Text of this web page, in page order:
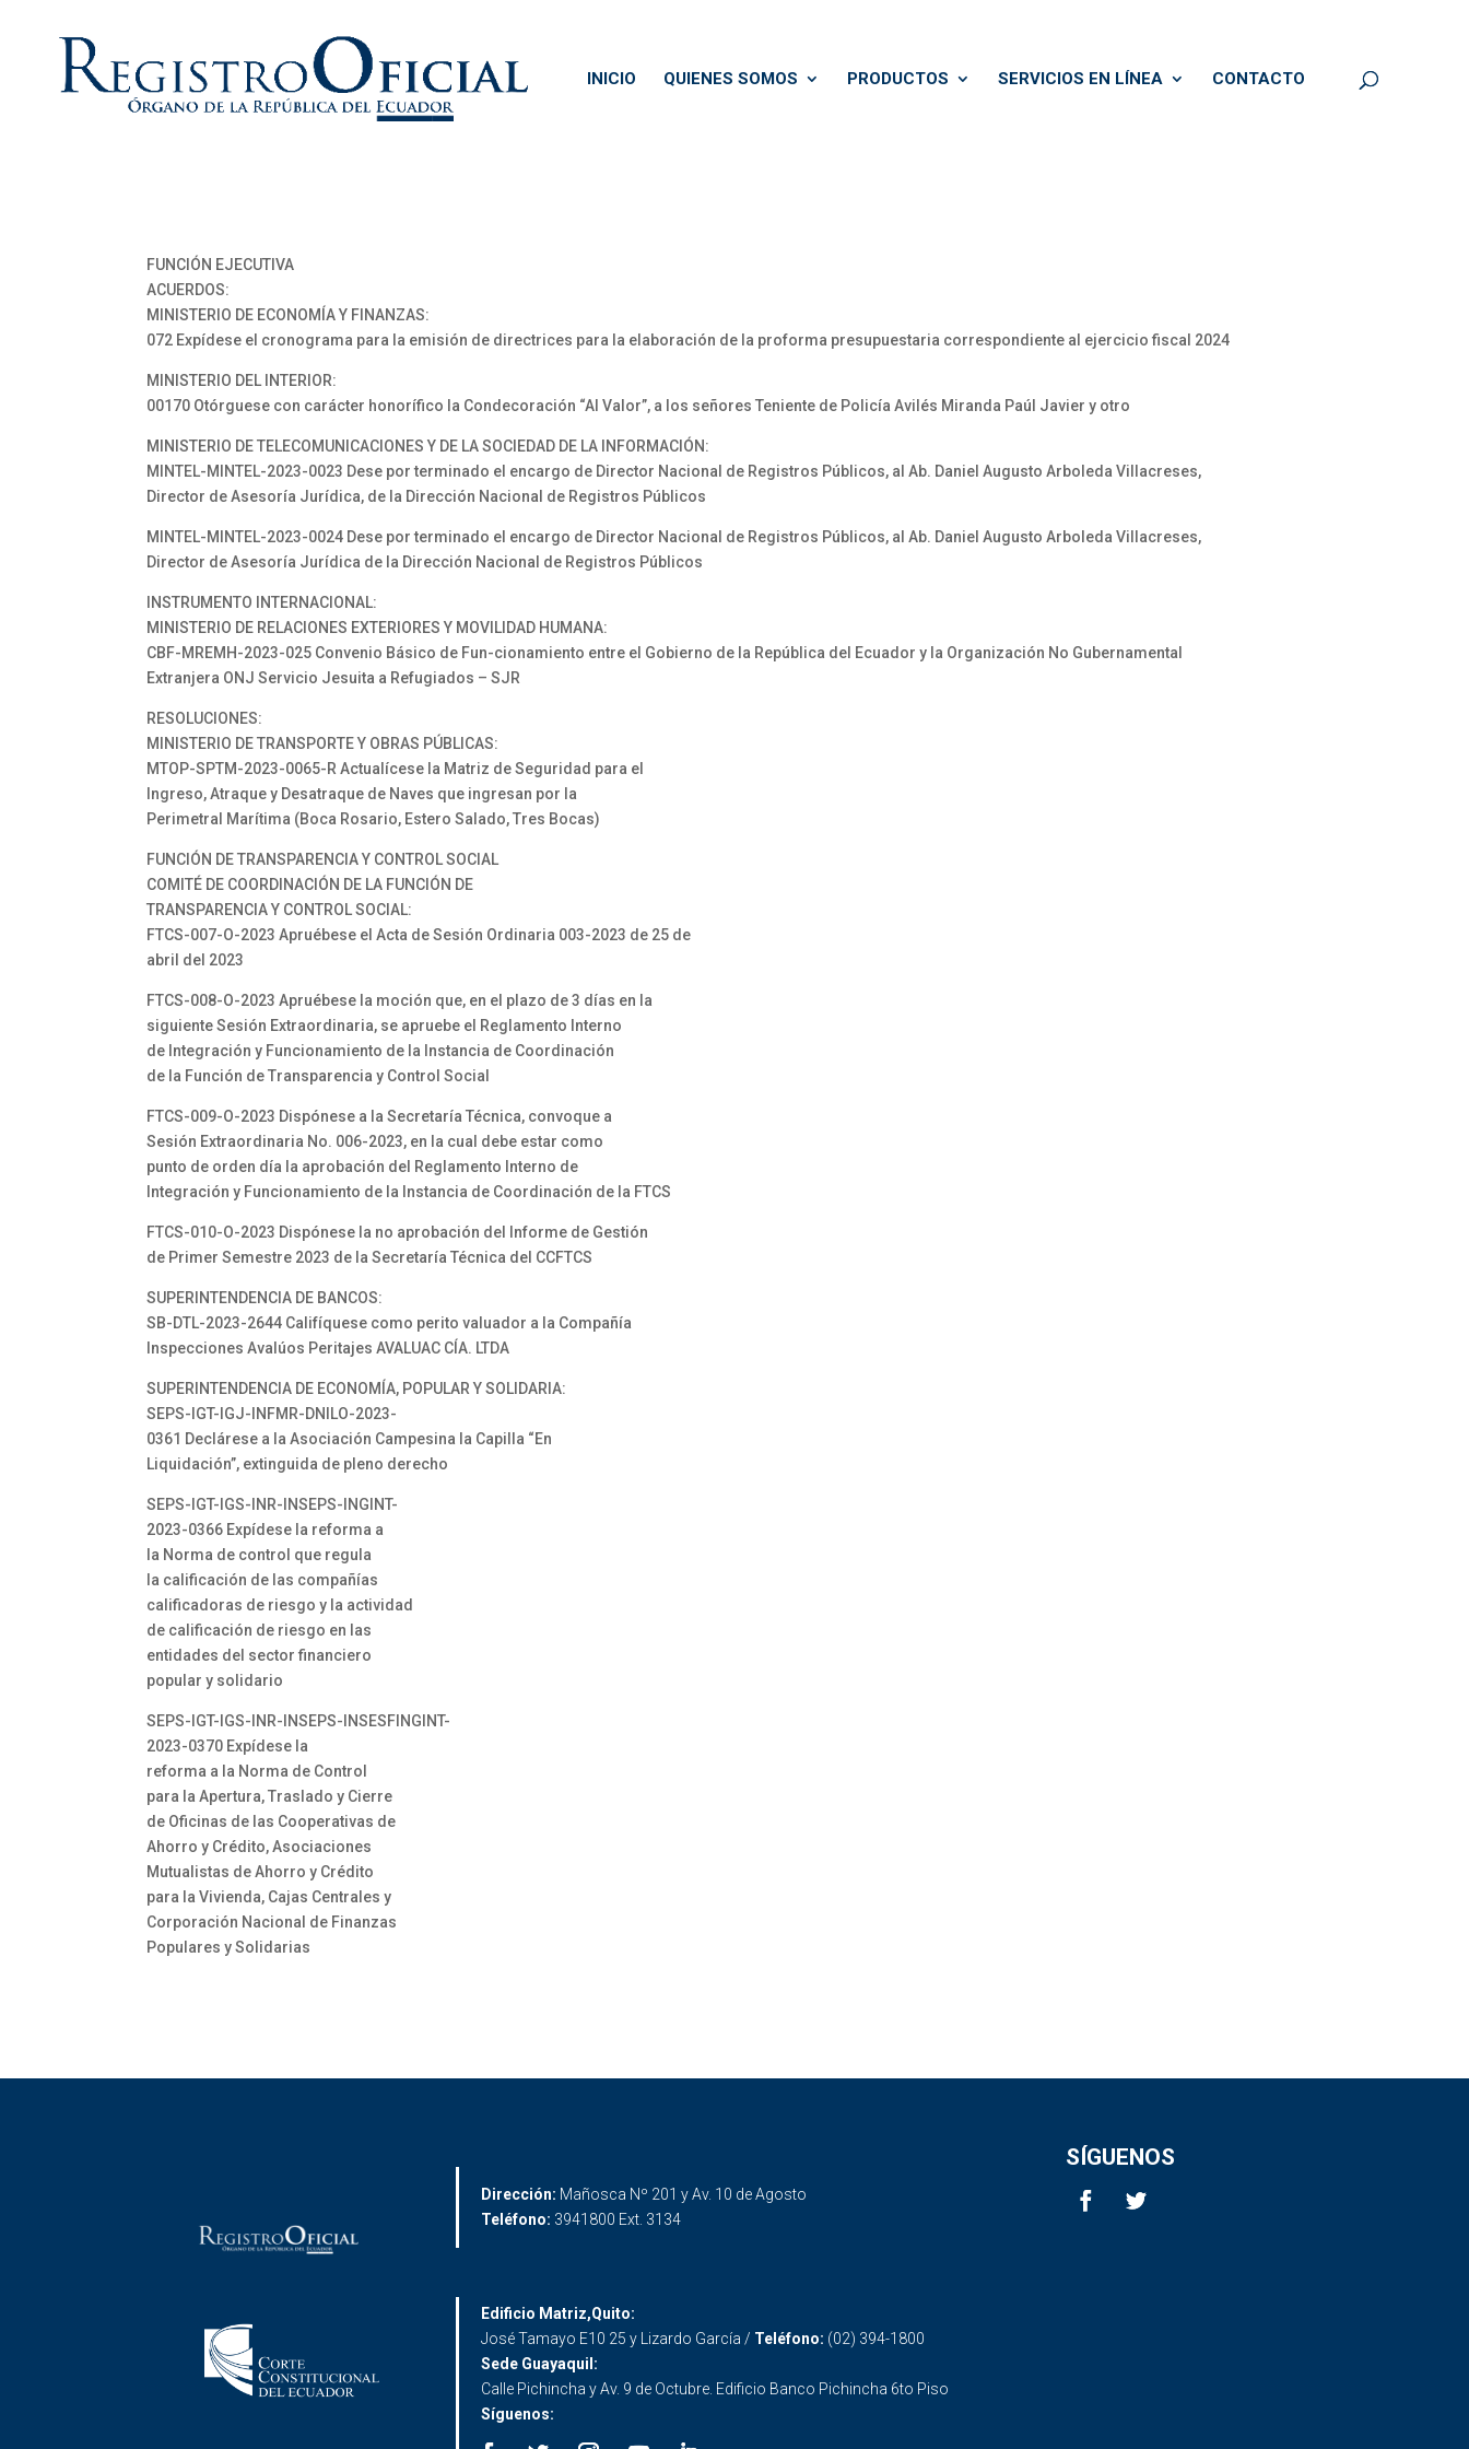
INICIO QUIENES SOMOS PRODUCTOS SERVICIOS EN LÍNEA CONTACTO
FUNCIÓN EJECUTIVA
ACUERDOS:
MINISTERIO DE ECONOMÍA Y FINANZAS:
072 Expídese el cronograma para la emisión de directrices para la elaboración de la proforma presupuestaria correspondiente al ejercicio fiscal 2024
MINISTERIO DEL INTERIOR:
00170 Otórguese con carácter honorífico la Condecoración “Al Valor”, a los señores Teniente de Policía Avilés Miranda Paúl Javier y otro
MINISTERIO DE TELECOMUNICACIONES Y DE LA SOCIEDAD DE LA INFORMACIÓN:
MINTEL-MINTEL-2023-0023 Dese por terminado el encargo de Director Nacional de Registros Públicos, al Ab. Daniel Augusto Arboleda Villacreses,
Director de Asesoría Jurídica, de la Dirección Nacional de Registros Públicos
MINTEL-MINTEL-2023-0024 Dese por terminado el encargo de Director Nacional de Registros Públicos, al Ab. Daniel Augusto Arboleda Villacreses,
Director de Asesoría Jurídica de la Dirección Nacional de Registros Públicos
INSTRUMENTO INTERNACIONAL:
MINISTERIO DE RELACIONES EXTERIORES Y MOVILIDAD HUMANA:
CBF-MREMH-2023-025 Convenio Básico de Fun-cionamiento entre el Gobierno de la República del Ecuador y la Organización No Gubernamental
Extranjera ONJ Servicio Jesuita a Refugiados – SJR
RESOLUCIONES:
MINISTERIO DE TRANSPORTE Y OBRAS PÚBLICAS:
MTOP-SPTM-2023-0065-R Actualícese la Matriz de Seguridad para el
Ingreso, Atraque y Desatraque de Naves que ingresan por la
Perimetral Marítima (Boca Rosario, Estero Salado, Tres Bocas)
FUNCIÓN DE TRANSPARENCIA Y CONTROL SOCIAL
COMITÉ DE COORDINACIÓN DE LA FUNCIÓN DE
TRANSPARENCIA Y CONTROL SOCIAL:
FTCS-007-O-2023 Apruébese el Acta de Sesión Ordinaria 003-2023 de 25 de
abril del 2023
FTCS-008-O-2023 Apruébese la moción que, en el plazo de 3 días en la
siguiente Sesión Extraordinaria, se apruebe el Reglamento Interno
de Integración y Funcionamiento de la Instancia de Coordinación
de la Función de Transparencia y Control Social
FTCS-009-O-2023 Dispónese a la Secretaría Técnica, convoque a
Sesión Extraordinaria No. 006-2023, en la cual debe estar como
punto de orden día la aprobación del Reglamento Interno de
Integración y Funcionamiento de la Instancia de Coordinación de la FTCS
FTCS-010-O-2023 Dispónese la no aprobación del Informe de Gestión
de Primer Semestre 2023 de la Secretaría Técnica del CCFTCS
SUPERINTENDENCIA DE BANCOS:
SB-DTL-2023-2644 Califíquese como perito valuador a la Compañía
Inspecciones Avalúos Peritajes AVALUAC CÍA. LTDA
SUPERINTENDENCIA DE ECONOMÍA, POPULAR Y SOLIDARIA:
SEPS-IGT-IGJ-INFMR-DNILO-2023-
0361 Declárese a la Asociación Campesina la Capilla “En
Liquidación”, extinguida de pleno derecho
SEPS-IGT-IGS-INR-INSEPS-INGINT-
2023-0366 Expídese la reforma a
la Norma de control que regula
la calificación de las compañías
calificadoras de riesgo y la actividad
de calificación de riesgo en las
entidades del sector financiero
popular y solidario
SEPS-IGT-IGS-INR-INSEPS-INSESFINGINT-
2023-0370 Expídese la
reforma a la Norma de Control
para la Apertura, Traslado y Cierre
de Oficinas de las Cooperativas de
Ahorro y Crédito, Asociaciones
Mutualistas de Ahorro y Crédito
para la Vivienda, Cajas Centrales y
Corporación Nacional de Finanzas
Populares y Solidarias
Dirección: Mañosca Nº 201 y Av. 10 de Agosto
Teléfono: 3941800 Ext. 3134
SÍGUENOS
Edificio Matriz,Quito:
José Tamayo E10 25 y Lizardo García / Teléfono: (02) 394-1800
Sede Guayaquil:
Calle Pichincha y Av. 9 de Octubre. Edificio Banco Pichincha 6to Piso
Síguenos: